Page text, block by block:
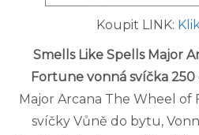
Koupit LINK:
Smells Like Spells Major
Fortune vonná svíčka 250
Major Arcana The Wheel of
svíčky Vůně do bytu,